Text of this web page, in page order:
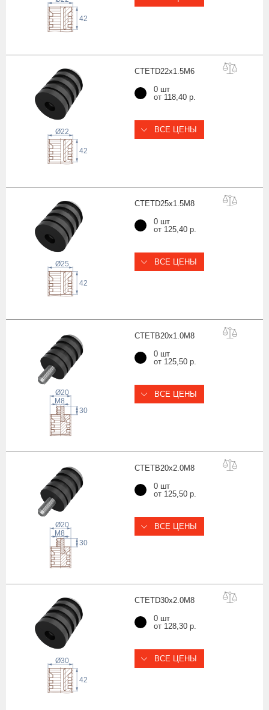
42
CTETD22x1.5M6
42
Ø22
0 шт
от 118,40 р.
ВСЕ ЦЕНЫ
CTETD25x1.5M8
42
Ø25
0 шт
от 125,40 р.
ВСЕ ЦЕНЫ
CTETB20x1.0M8
30
Ø20
M8
0 шт
от 125,50 р.
ВСЕ ЦЕНЫ
CTETB20x2.0M8
30
Ø20
M8
0 шт
от 125,50 р.
ВСЕ ЦЕНЫ
CTETD30x2.0M8
42
Ø30
0 шт
от 128,30 р.
ВСЕ ЦЕНЫ